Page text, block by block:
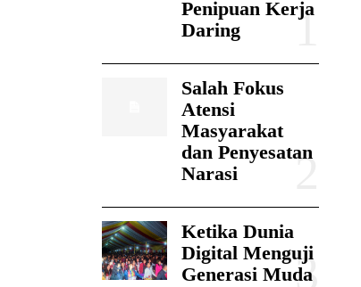
Penipuan Kerja
Daring
Salah Fokus
Atensi
Masyarakat
dan Penyesatan
Narasi
Ketika Dunia
Digital Menguji
Generasi Muda